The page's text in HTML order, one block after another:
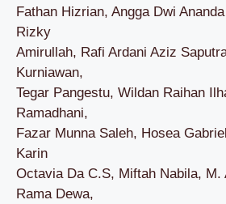
Fathan Hizrian, Angga Dwi
Rizky
Amirullah, Rafi Ardani Aziz
Kurniawan,
Tegar Pangestu, Wildan Raihan
Ramadhani,
Fazar Munna Saleh, Hosea
Karin
Octavia Da C.S, Miftah Nabila, M.
Rama Dewa,